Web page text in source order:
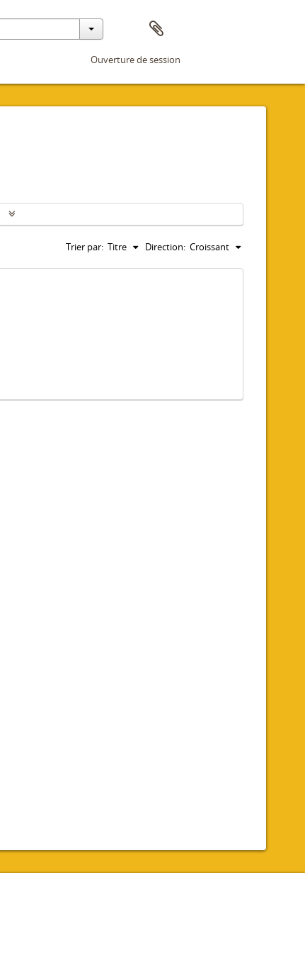
Ouverture de session
Trier par: Titre Direction: Croissant